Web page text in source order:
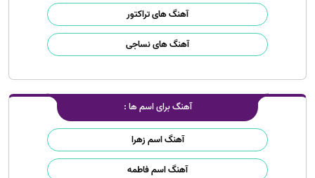
آهنگ های تراکتور
آهنگ های نساجی
آهنگ برای اسم ها :
آهنگ اسم زهرا
آهنگ اسم فاطمه